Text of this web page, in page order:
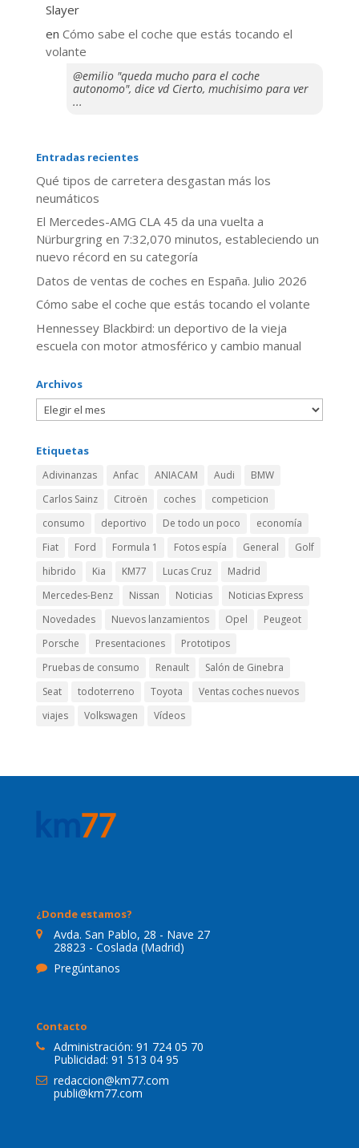
Slayer
en ​Cómo sabe el coche que estás tocando el
volante
@emilio "queda mucho para el coche
autonomo", dice vd Cierto, muchisimo para ver
...
Entradas recientes
Qué tipos de carretera desgastan más los
neumáticos
El Mercedes-AMG CLA 45 da una vuelta a
Nürburgring en 7:32,070 minutos, estableciendo un
nuevo récord en su categoría
Datos de ventas de coches en España. Julio 2026
​Cómo sabe el coche que estás tocando el volante
Hennessey Blackbird: un deportivo de la vieja
escuela con motor atmosférico y cambio manual
Archivos
Etiquetas
Adivinanzas Anfac ANIACAM Audi
BMW
Carlos Sainz
Citroën coches
competicion
consumo
deportivo De todo un poco
economía
Fiat
Ford Formula 1 Fotos espía General
Golf
hibrido
Kia KM77 Lucas Cruz
Madrid
Mercedes-Benz
Nissan Noticias
Noticias Express
Novedades
Nuevos lanzamientos Opel
Peugeot
Porsche
Presentaciones
Prototipos
Pruebas de consumo
Renault
Salón de Ginebra
Seat
todoterreno Toyota
Ventas coches nuevos
viajes
Volkswagen Vídeos
¿Donde estamos?
Avda. San Pablo, 28 - Nave 27
28823 - Coslada (Madrid)
Pregúntanos
Contacto
Administración: 91 724 05 70
Publicidad: 91 513 04 95
redaccion@km77.com
publi@km77.com